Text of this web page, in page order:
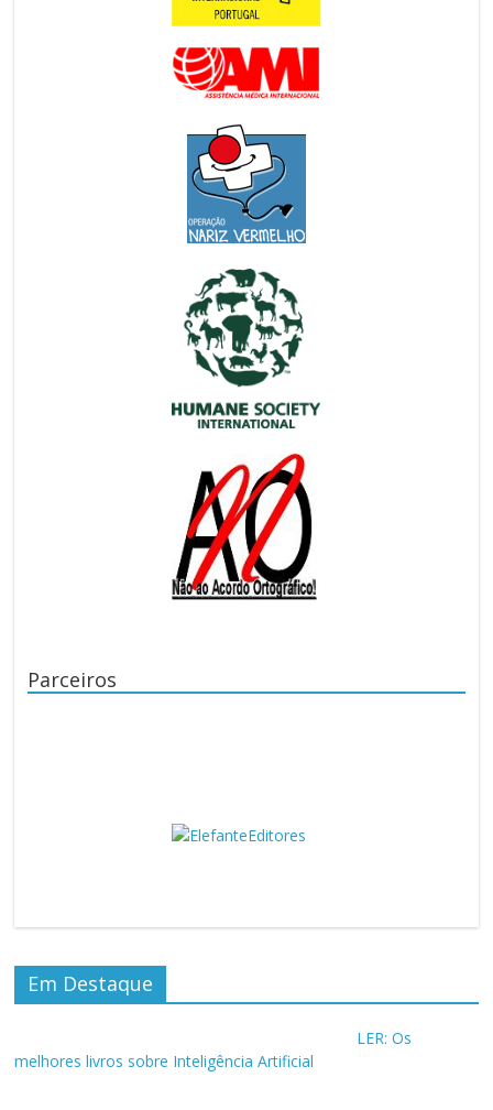
Parceiros
Em Destaque
LER: Os
melhores livros sobre Inteligência Artificial